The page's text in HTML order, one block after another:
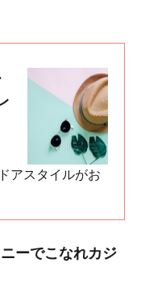
アスタイルがお
ーでこなれカジ